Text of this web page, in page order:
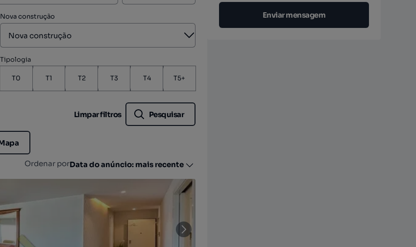
Nova construção
Aberto
Tipologia
T0 T1 T2 T3 T4 T5+
Limpar filtros Pesquisar
Ordenar porData do anúncio: mais recente
Enviar mensagem